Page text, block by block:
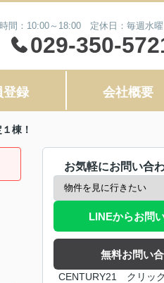
間：10:00～18:00 定休日：毎週水曜
029-350-
登録 会社概要
棟！
お気軽にお問い合
LINEからお問
無料お問い
CENTURY21 クリッ